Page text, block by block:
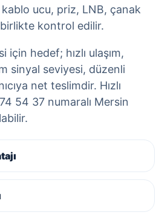
kablo ucu, priz, LNB, çanak
birlikte kontrol edilir.
için hedef; hızlı ulaşım,
sinyal seviyesi, düzenli
net teslimdir. Hızlı
54 37 numaralı Mersin